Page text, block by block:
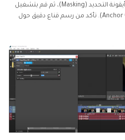
تحديد صورة الوجه، واضغط على أيقونة التحديد (Masking)، ثم قم بتشغيل
أداة إنشاء النقاط (Anchor Creation Tool). تأكد من رسم قناع دقيق حول